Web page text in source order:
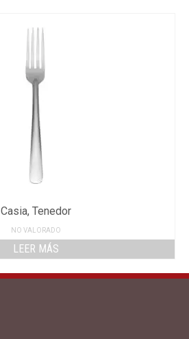
Casia, Tenedor
NO VALORADO
LEER MÁS